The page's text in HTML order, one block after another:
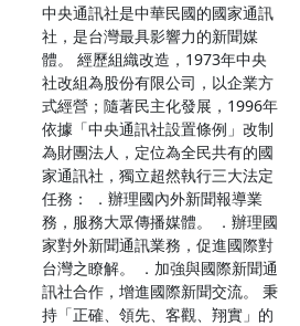
中央通訊社是中華民國的國家通訊
社，是台灣最具影響力的新聞媒
體。 經歷組織改造，1973年中央
社改組為股份有限公司，以企業方
式經營；隨著民主化發展，1996年
依據「中央通訊社設置條例」改制
為財團法人，定位為全民共有的國
家通訊社，獨立超然執行三大法定
任務： ．辦理國內外新聞報導業
務，服務大眾傳播媒體。 ．辦理國
家對外新聞通訊業務，促進國際對
台灣之瞭解。 ．加強與國際新聞通
訊社合作，增進國際新聞交流。 秉
持「正確、領先、客觀、翔實」的